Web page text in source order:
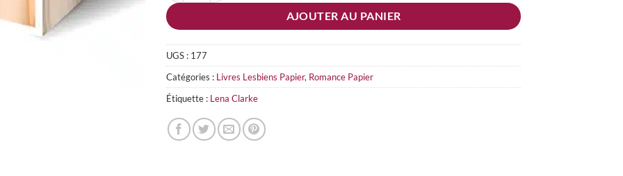
AJOUTER AU PANIER
UGS : 177
Catégories : Livres Lesbiens Papier, Romance Papier
Étiquette : Lena Clarke